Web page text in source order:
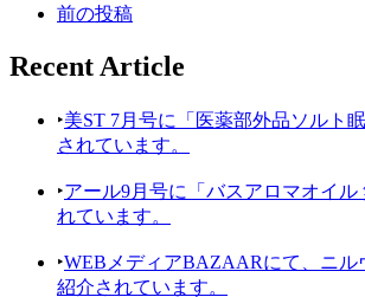
前の投稿
Recent Article
‣美ST 7月号に「医薬部外品ソルト
されています。
‣アール9月号に「バスアロマオイル
れています。
‣WEBメディアBAZAARにて、ニル
紹介されています。